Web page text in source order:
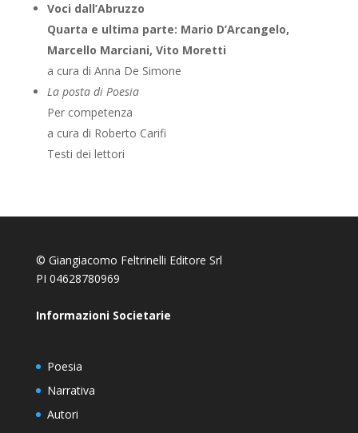
Voci dall’Abruzzo
Quarta e ultima parte: Mario D’Arcangelo,
Marcello Marciani, Vito Moretti
a cura di Anna De Simone
La posta di Poesia
Per competenza
a cura di Roberto Carifi
Testi dei lettori
© Giangiacomo Feltrinelli Editore Srl
PI 04628780969
Informazioni Societarie
Poesia
Narrativa
Autori